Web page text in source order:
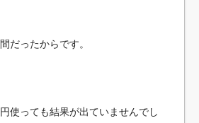
だったからです。
使っても結果が出ていませんでし